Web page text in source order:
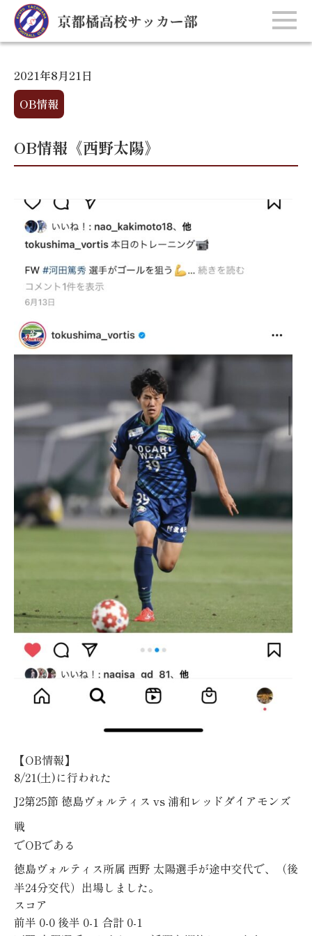
2021年8月21日
OB情報
OB情報《西野太陽》
【OB情報】
8/21(土)に行われた
J2第25節 徳島ヴォルティス vs 浦和レッドダイアモンズ
戦
でOBである
徳島ヴォルティス所属 西野 太陽選手が途中交代で、（後
半24分交代）出場しました。
スコア
前半 0-0 後半 0-1 合計 0-1